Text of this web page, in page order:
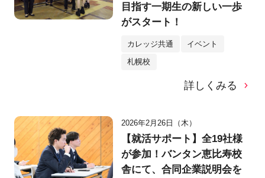
目指す一期生の新しい一歩
がスタート！
カレッジ共通 イベント
札幌校
詳しくみる
2026年2月26日（木）
【就活サポート】全19社様
が参加！バンタン恵比寿校
舎にて、合同企業説明会を